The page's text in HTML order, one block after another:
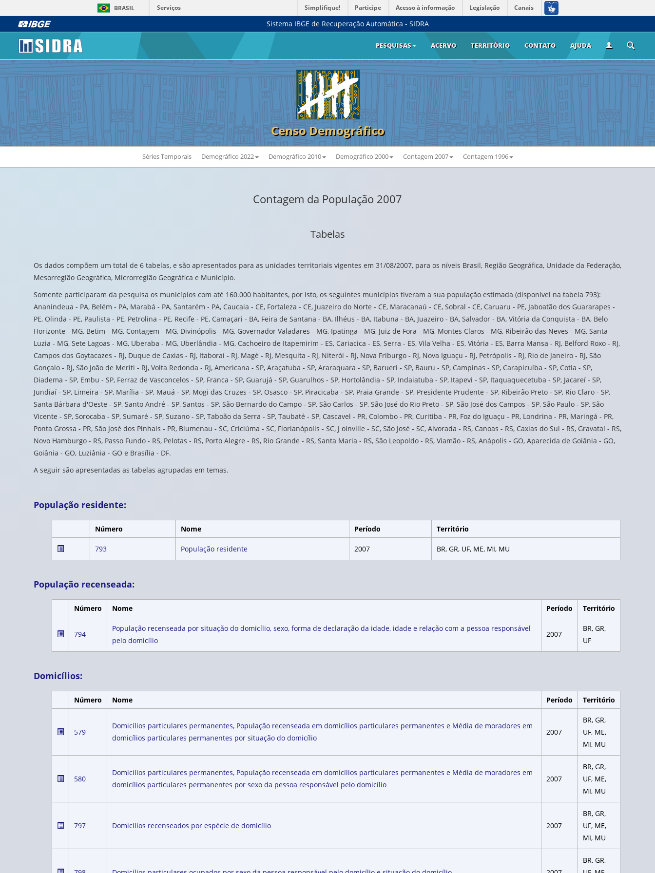
BRASIL Serviços Simplifique! Participe Acesso à informação Legislação Canais
Sistema IBGE de Recuperação Automática - SIDRA
PESQUISAS ACERVO TERRITÓRIO CONTATO AJUDA
Censo Demográfico
Séries Temporais Demográfico 2022 Demográfico 2010 Demográfico 2000 Contagem 2007 Contagem 1996
Contagem da População 2007
Tabelas
Os dados compõem um total de 6 tabelas, e são apresentados para as unidades territoriais vigentes em 31/08/2007, para os níveis Brasil, Região Geográfica, Unidade da Federação,
Mesorregião Geográfica, Microrregião Geográfica e Município.
Somente participaram da pesquisa os municípios com até 160.000 habitantes, por isto, os seguintes municípios tiveram a sua população estimada (disponível na tabela 793):
Ananindeua - PA, Belém - PA, Marabá - PA, Santarém - PA, Caucaia - CE, Fortaleza - CE, Juazeiro do Norte - CE, Maracanaú - CE, Sobral - CE, Caruaru - PE, Jaboatão dos Guararapes -
PE, Olinda - PE, Paulista - PE, Petrolina - PE, Recife - PE, Camaçari - BA, Feira de Santana - BA, Ilhéus - BA, Itabuna - BA, Juazeiro - BA, Salvador - BA, Vitória da Conquista - BA, Belo
Horizonte - MG, Betim - MG, Contagem - MG, Divinópolis - MG, Governador Valadares - MG, Ipatinga - MG, Juiz de Fora - MG, Montes Claros - MG, Ribeirão das Neves - MG, Santa
Luzia - MG, Sete Lagoas - MG, Uberaba - MG, Uberlândia - MG, Cachoeiro de Itapemirim - ES, Cariacica - ES, Serra - ES, Vila Velha - ES, Vitória - ES, Barra Mansa - RJ, Belford Roxo - RJ,
Campos dos Goytacazes - RJ, Duque de Caxias - RJ, Itaboraí - RJ, Magé - RJ, Mesquita - RJ, Niterói - RJ, Nova Friburgo - RJ, Nova Iguaçu - RJ, Petrópolis - RJ, Rio de Janeiro - RJ, São
Gonçalo - RJ, São João de Meriti - RJ, Volta Redonda - RJ, Americana - SP, Araçatuba - SP, Araraquara - SP, Barueri - SP, Bauru - SP, Campinas - SP, Carapicuíba - SP, Cotia - SP,
Diadema - SP, Embu - SP, Ferraz de Vasconcelos - SP, Franca - SP, Guarujá - SP, Guarulhos - SP, Hortolândia - SP, Indaiatuba - SP, Itapevi - SP, Itaquaquecetuba - SP, Jacareí - SP,
Jundiaí - SP, Limeira - SP, Marília - SP, Mauá - SP, Mogi das Cruzes - SP, Osasco - SP, Piracicaba - SP, Praia Grande - SP, Presidente Prudente - SP, Ribeirão Preto - SP, Rio Claro - SP,
Santa Bárbara d'Oeste - SP, Santo André - SP, Santos - SP, São Bernardo do Campo - SP, São Carlos - SP, São José do Rio Preto - SP, São José dos Campos - SP, São Paulo - SP, São
Vicente - SP, Sorocaba - SP, Sumaré - SP, Suzano - SP, Taboão da Serra - SP, Taubaté - SP, Cascavel - PR, Colombo - PR, Curitiba - PR, Foz do Iguaçu - PR, Londrina - PR, Maringá - PR,
Ponta Grossa - PR, São José dos Pinhais - PR, Blumenau - SC, Criciúma - SC, Florianópolis - SC, J oinville - SC, São José - SC, Alvorada - RS, Canoas - RS, Caxias do Sul - RS, Gravataí - RS,
Novo Hamburgo - RS, Passo Fundo - RS, Pelotas - RS, Porto Alegre - RS, Rio Grande - RS, Santa Maria - RS, São Leopoldo - RS, Viamão - RS, Anápolis - GO, Aparecida de Goiânia - GO,
Goiânia - GO, Luziânia - GO e Brasília - DF.
A seguir são apresentadas as tabelas agrupadas em temas.
População residente:
Número Nome Período Território
793 População residente 2007 BR, GR, UF, ME, MI, MU
População recenseada:
Número Nome Período Território
794
População recenseada por situação do domicílio, sexo, forma de declaração da idade, idade e relação com a pessoa responsável
pelo domicílio
2007
BR, GR,
UF
Domicílios:
Número Nome Período Território
579
Domicílios particulares permanentes, População recenseada em domicílios particulares permanentes e Média de moradores em
domicílios particulares permanentes por situação do domicílio
2007
BR, GR,
UF, ME,
MI, MU
580
Domicílios particulares permanentes, População recenseada em domicílios particulares permanentes e Média de moradores em
domicílios particulares permanentes por sexo da pessoa responsável pelo domicílio
2007
BR, GR,
UF, ME,
MI, MU
797 Domicílios recenseados por espécie de domicílio 2007
BR, GR,
UF, ME,
MI, MU
BR, GR,